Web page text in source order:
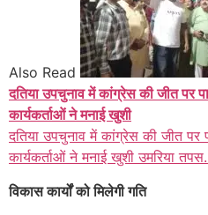
Also Read
दतिया उपचुनाव में कांग्रेस की जीत पर
कार्यकर्ताओं ने मनाई खुशी
दतिया उपचुनाव में कांग्रेस की जीत पर
कार्यकर्ताओं ने मनाई खुशी उमरिया
विकास कार्यों को मिलेगी गति